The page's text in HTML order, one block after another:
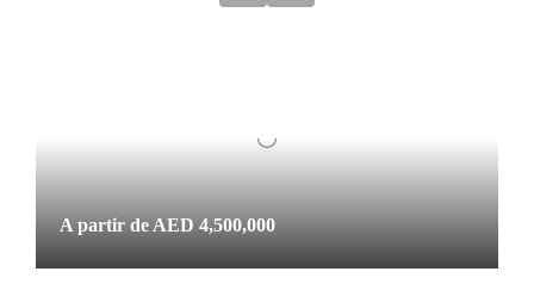
A partir de AED 4,500,000